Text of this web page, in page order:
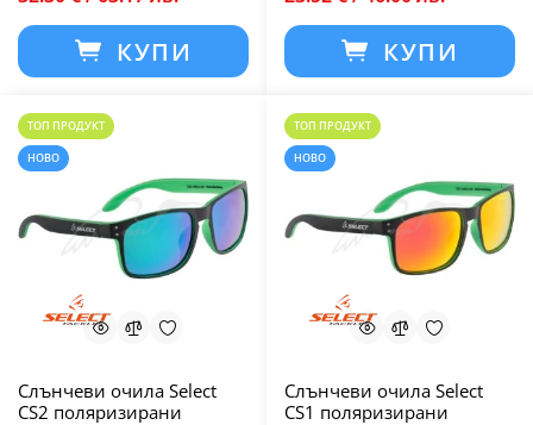
КУПИ КУПИ
ТОП ПРОДУКТ
НОВО
Слънчеви очила Select
CS2 поляризирани
ТОП ПРОДУКТ
НОВО
Слънчеви очила Select
CS1 поляризирани